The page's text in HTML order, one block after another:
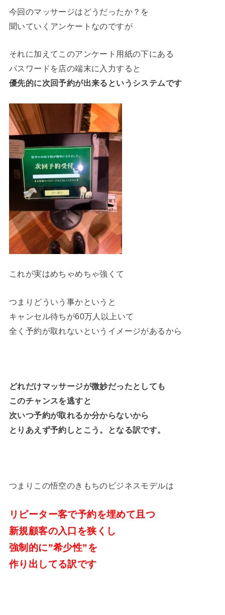
今回のマッサージはどうだったか？を
聞いていくアンケートなのですが
それに加えてこのアンケート用紙の下にある
パスワードを店の端末に入力すると
優先的に次回予約が出来るというシステムです
これが実はめちゃめちゃ強くて
つまりどういう事かというと
キャンセル待ちが60万人以上いて
全く予約が取れないというイメージがあるから
どれだけマッサージが微妙だったとしても
このチャンスを逃すと
次いつ予約が取れるか分からないから
とりあえず予約しとこう。となる訳です。
つまりこの悟空のきもちのビジネスモデルは
リピーター客で予約を埋めて且つ
新規顧客の入口を狭くし
強制的に”希少性”を
作り出してる訳です